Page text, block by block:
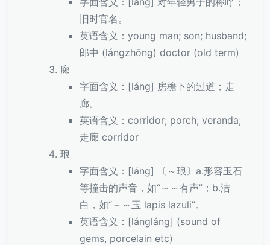
旧时官名。
英语含义：young man; son; husband;
郎中 (lángzhōng) doctor (old term)
廊
字面含义：[láng] 房檐下的过道；走
廊。
英语含义：corridor; porch; veranda;
走廊 corridor
琅
字面含义：[láng] 〔～琅〕a.形容玉石
等撞击的声音，如“～～有声”；b.洁
白，如“～～玉 lapis lazuli”。
英语含义：[lángláng] (sound of
gems, porcelain etc)